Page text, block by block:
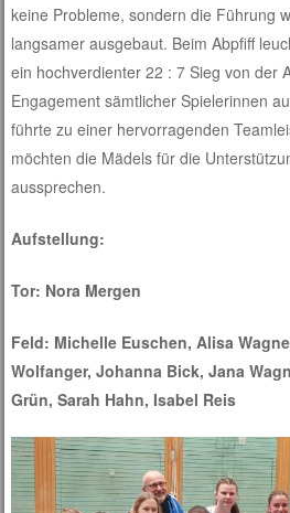
keine Probleme, sondern die Führung
langsamer ausgebaut. Beim Abpfiff
ein hochverdienter 22 : 7 Sieg von der
Engagement sämtlicher Spielerinnen
führte zu einer hervorragenden
möchten die Mädels für die
aussprechen.
Aufstellung:
Tor: Nora Mergen
Feld: Michelle Euschen, Alisa
Wolfanger, Johanna Bick, Jana
Grün, Sarah Hahn, Isabel Reis